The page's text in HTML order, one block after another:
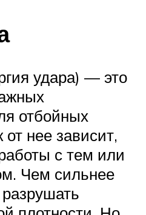
удара) — это
отбойных
от нее зависит,
с тем или
Чем сильнее